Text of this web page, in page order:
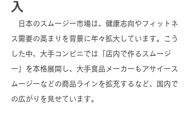
入
日本のスムージー市場は、健康志向やフィットネ
ス需要の高まりを背景に年々拡大しています。こう
した中、大手コンビニでは「店内で作るスムージ
ー」を本格展開し、大手食品メーカーもアサイース
ムージーなどの商品ラインを拡充するなど、国内で
の広がりを見せています。